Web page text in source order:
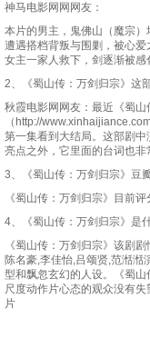
神马电影网网网友：
本片的男主，鬼佛山（魔宗）
遭遇搭档背叛与围剿，被心
女主一家人救下，剑逐渐被
2、《蜀山传：万剑归宗》这
秋霞电影网网友：最近《蜀
（http://
第一集看到大结局。这部剧
亮点之外，它里面的台词也非
3、《蜀山传：万剑归宗》豆
《蜀山传：万剑归宗》目前
4、《蜀山传：万剑归宗》是
《蜀山传：万剑归宗》该剧
陈名豪,李佳怡,吕颂贤,范湉湉
型和飘忽玄幻的人设。《蜀
尺度动作片心态的观众没有
片